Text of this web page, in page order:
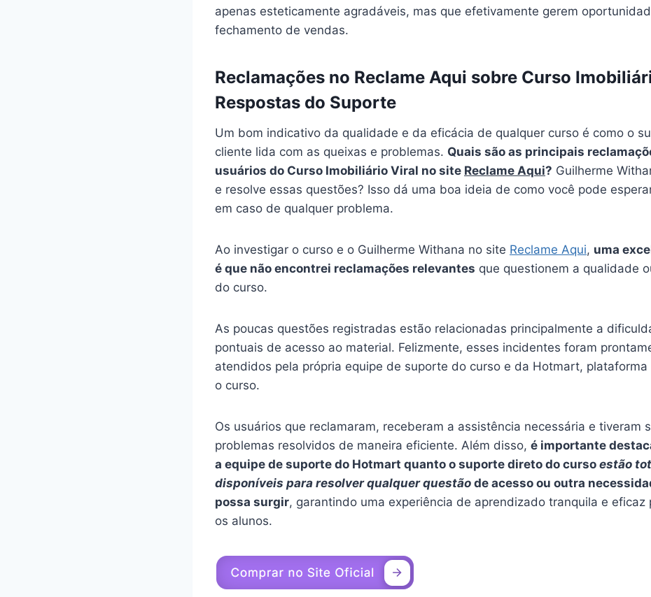
apenas esteticamente agradáveis, mas que efetivamente gerem
fechamento de vendas.
Reclamações no Reclame Aqui sobre Curso
Respostas do Suporte
Um bom indicativo da qualidade e da eficácia de qualquer curso é como o
cliente lida com as queixas e problemas. Quais são as principais
usuários do Curso Imobiliário Viral no site Reclame Aqui? Guilherme
e resolve essas questões? Isso dá uma boa ideia de como você pode
em caso de qualquer problema.
Ao investigar o curso e o Guilherme Withana no site Reclame Aqui, uma
é que não encontrei reclamações relevantes que questionem a qualidade
do curso.
As poucas questões registradas estão relacionadas principalmente a
pontuais de acesso ao material. Felizmente, esses incidentes foram
atendidos pela própria equipe de suporte do curso e da Hotmart, plataforma
o curso.
Os usuários que reclamaram, receberam a assistência necessária e tiveram
problemas resolvidos de maneira eficiente. Além disso, é importante
a equipe de suporte do Hotmart quanto o suporte direto do curso estão
disponíveis para resolver qualquer questão de acesso ou outra
possa surgir, garantindo uma experiência de aprendizado tranquila e eficaz
os alunos.